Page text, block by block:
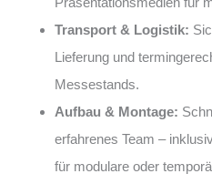
Transport & Logistik:
Lieferung und
Messestands.
Aufbau & Montage:
erfahrenes Team –
für modulare oder